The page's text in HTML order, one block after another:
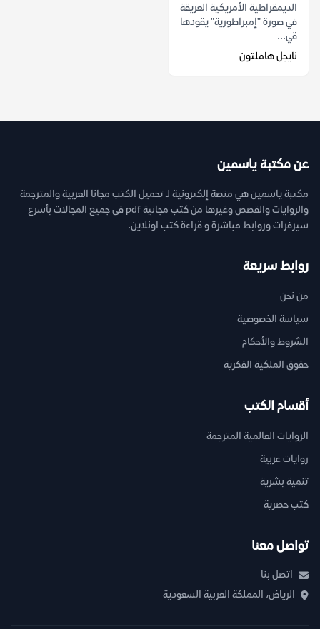
الديمقراطية الأمريكية العريقة
في صورة "إمبراطورية" يقودها
قي...
نايجل هاملتون
عن مكتبة ياسمين
مكتبة ياسمين هي منصة إلكترونية لـ تحميل الكتب مجانا العربية والمترجمة
والروايات والقصص وغيرها من كتب مجانية pdf فى جميع المجالات بأسرع
سيرفرات وروابط مباشرة و قراءة كتب اونلاين.
روابط سريعة
من نحن
سياسة الخصوصية
الشروط والأحكام
حقوق الملكية الفكرية
أقسام الكتب
الروايات العالمية المترجمة
روايات عربية
تنمية بشرية
كتب حصرية
تواصل معنا
اتصل بنا
الرياض، المملكة العربية السعودية